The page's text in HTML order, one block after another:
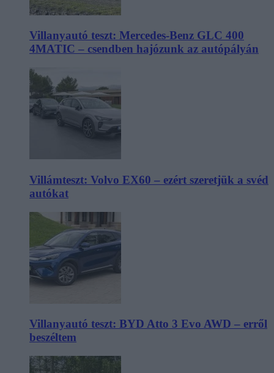
Villanyautó teszt: Mercedes-Benz GLC 400
4MATIC – csendben hajózunk az autópályán
Villámteszt: Volvo EX60 – ezért szeretjük a svéd
autókat
Villanyautó teszt: BYD Atto 3 Evo AWD – erről
beszéltem